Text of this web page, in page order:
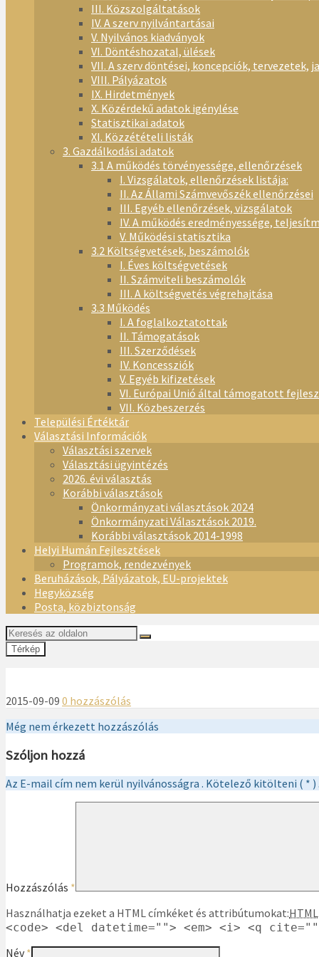
III. Közszolgáltatások
IV. A szerv nyilvántartásai
V. Nyilvános kiadványok
VI. Döntéshozatal, ülések
VII. A szerv döntései, koncepciók, tervezetek,
VIII. Pályázatok
IX. Hirdetmények
X. Közérdekű adatok igénylése
Statisztikai adatok
XI. Közzétételi listák
3. Gazdálkodási adatok
3.1 A működés törvényessége, ellenőrzések
I. Vizsgálatok, ellenőrzések listája:
II. Az Állami Számvevőszék ellenőrzései
III. Egyéb ellenőrzések, vizsgálatok
IV. A működés eredményessége,
V. Működési statisztika
3.2 Költségvetések, beszámolók
I. Éves költségvetések
II. Számviteli beszámolók
III. A költségvetés végrehajtása
3.3 Működés
I. A foglalkoztatottak
II. Támogatások
III. Szerződések
IV. Koncessziók
V. Egyéb kifizetések
VI. Európai Unió által támogatott
VII. Közbeszerzés
Települési Értéktár
Választási Információk
Választási szervek
Választási ügyintézés
2026. évi választás
Korábbi választások
Önkormányzati választások 2024
Önkormányzati Választások 2019.
Korábbi választások 2014-1998
Helyi Humán Fejlesztések
Programok, rendezvények
Beruházások, Pályázatok, EU-projektek
Hegyközség
Posta, közbiztonság
Térkép
2015-09-09 0 hozzászólás
Még nem érkezett hozzászólás
Szóljon hozzá
Az E-mail cím nem kerül nyilvánosságra . Kötelező kitölteni ( * ) .
Hozzászólás *
Használhatja ezeket a HTML címkéket és attribútumokat:HTML
<code> <del datetime=""> <em> <i> <q
Név*